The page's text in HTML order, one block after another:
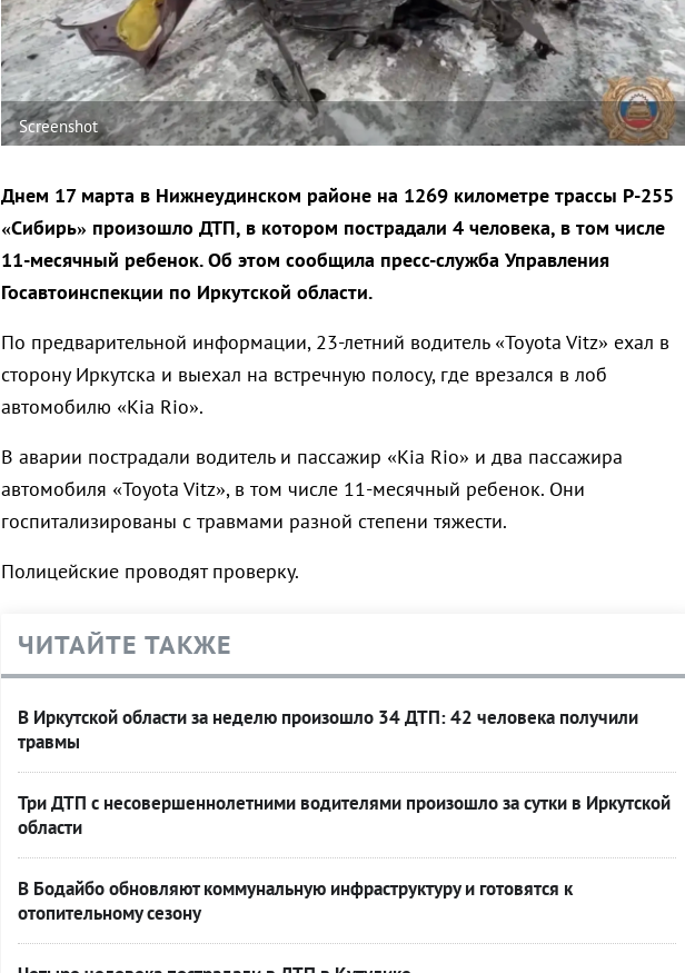
Screenshot
Днем 17 марта в Нижнеудинском районе на 1269 километре трассы Р-255
«Сибирь» произошло ДТП, в котором пострадали 4 человека, в том числе
11-месячный ребенок. Об этом сообщила пресс-служба Управления
Госавтоинспекции по Иркутской области.
По предварительной информации, 23-летний водитель «Toyota Vitz» ехал в
сторону Иркутска и выехал на встречную полосу, где врезался в лоб
автомобилю «Kia Rio».
В аварии пострадали водитель и пассажир «Kia Rio» и два пассажира
автомобиля «Toyota Vitz», в том числе 11-месячный ребенок. Они
госпитализированы с травмами разной степени тяжести.
Полицейские проводят проверку.
ЧИТАЙТЕ ТАКЖЕ
В Иркутской области за неделю произошло 34 ДТП: 42 человека получили
травмы
Три ДТП с несовершеннолетними водителями произошло за сутки в Иркутской
области
В Бодайбо обновляют коммунальную инфраструктуру и готовятся к
отопительному сезону